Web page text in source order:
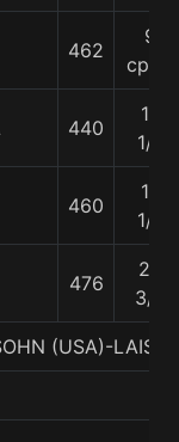
462
9
cpos.
440
13
1/4
460
13
1/2
476
23
3/4
(USA)-